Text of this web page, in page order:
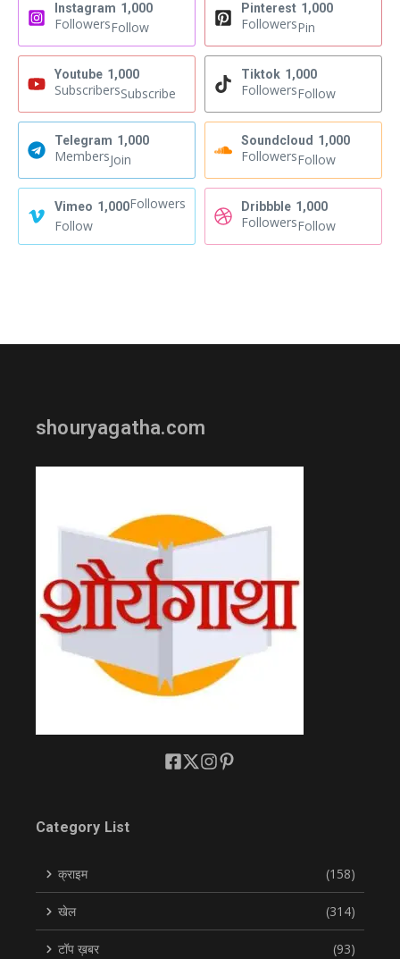
Instagram 1,000
FollowersFollow
Pinterest 1,000
FollowersPin
Youtube 1,000
SubscribersSubscribe
Tiktok 1,000
FollowersFollow
Telegram 1,000
MembersJoin
Soundcloud 1,000
FollowersFollow
Vimeo 1,000Followers
Follow
Dribbble 1,000
FollowersFollow
shouryagatha.com
Category List
क्राइम (158)
खेल (314)
टॉप ख़बर (93)